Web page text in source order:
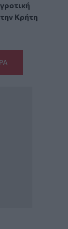
Κρήτη